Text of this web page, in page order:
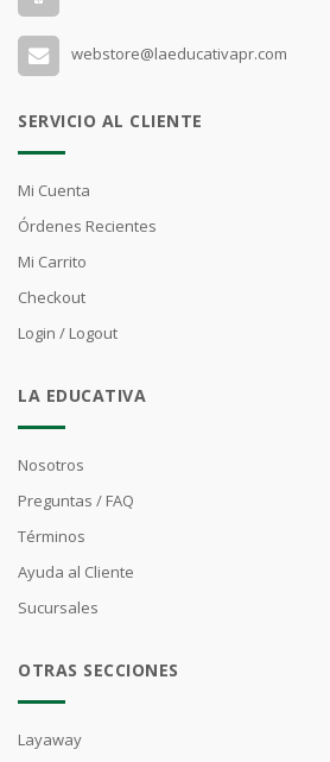
webstore@laeducativapr.com
SERVICIO AL CLIENTE
Mi Cuenta
Órdenes Recientes
Mi Carrito
Checkout
Login / Logout
LA EDUCATIVA
Nosotros
Preguntas / FAQ
Términos
Ayuda al Cliente
Sucursales
OTRAS SECCIONES
Layaway